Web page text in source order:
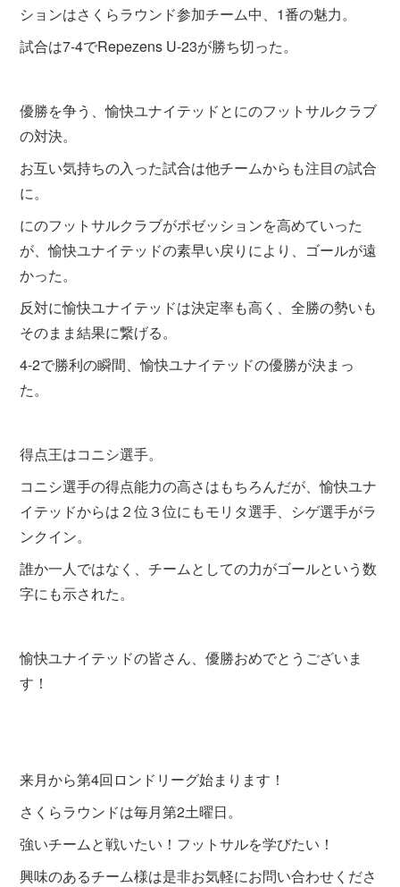
ションはさくらラウンド参加チーム中、1番の魅力。
試合は7-4でRepezens U-23が勝ち切った。
優勝を争う、愉快ユナイテッドとにのフットサルクラブ
の対決。
お互い気持ちの入った試合は他チームからも注目の試合
に。
にのフットサルクラブがポゼッションを高めていった
が、愉快ユナイテッドの素早い戻りにより、ゴールが遠
かった。
反対に愉快ユナイテッドは決定率も高く、全勝の勢いも
そのまま結果に繋げる。
4-2で勝利の瞬間、愉快ユナイテッドの優勝が決まっ
た。
得点王はコニシ選手。
コニシ選手の得点能力の高さはもちろんだが、愉快ユナ
イテッドからは２位３位にもモリタ選手、シゲ選手がラ
ンクイン。
誰か一人ではなく、チームとしての力がゴールという数
字にも示された。
愉快ユナイテッドの皆さん、優勝おめでとうございま
す！
来月から第4回ロンドリーグ始まります！
さくらラウンドは毎月第2土曜日。
強いチームと戦いたい！フットサルを学びたい！
興味のあるチーム様は是非お気軽にお問い合わせくださ